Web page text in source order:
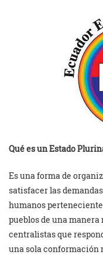
Qué es un Estado
Es una forma de
satisfacer las
humanos
pueblos de una manera
centralistas que
una sola conformación